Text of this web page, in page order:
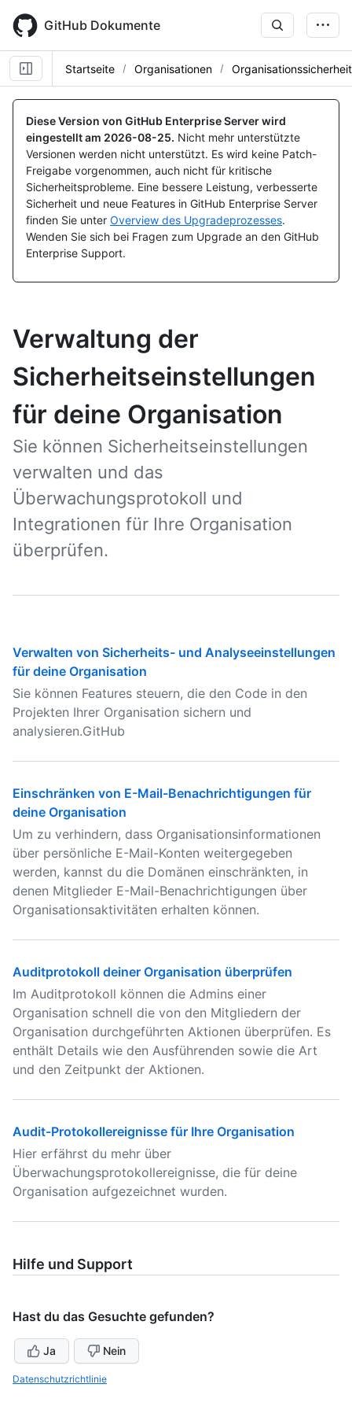
main
content
GitHub Dokumente
Startseite Organisationen Organisationssicherheit
Diese Version von GitHub Enterprise Server wird
eingestellt am 2026-08-25. Nicht mehr unterstützte
Versionen werden nicht unterstützt. Es wird keine Patch-
Freigabe vorgenommen, auch nicht für kritische
Sicherheitsprobleme. Eine bessere Leistung, verbesserte
Sicherheit und neue Features in GitHub Enterprise Server
finden Sie unter Overview des Upgradeprozesses.
Wenden Sie sich bei Fragen zum Upgrade an den GitHub
Enterprise Support.
Verwaltung der
Sicherheitseinstellungen
für deine Organisation
Sie können Sicherheitseinstellungen
verwalten und das
Überwachungsprotokoll und
Integrationen für Ihre Organisation
überprüfen.
Verwalten von Sicherheits- und Analyseeinstellungen
für deine Organisation
Sie können Features steuern, die den Code in den
Projekten Ihrer Organisation sichern und
analysieren.GitHub
Einschränken von E-Mail-Benachrichtigungen für
deine Organisation
Um zu verhindern, dass Organisationsinformationen
über persönliche E-Mail-Konten weitergegeben
werden, kannst du die Domänen einschränkten, in
denen Mitglieder E-Mail-Benachrichtigungen über
Organisationsaktivitäten erhalten können.
Auditprotokoll deiner Organisation überprüfen
Im Auditprotokoll können die Admins einer
Organisation schnell die von den Mitgliedern der
Organisation durchgeführten Aktionen überprüfen. Es
enthält Details wie den Ausführenden sowie die Art
und den Zeitpunkt der Aktionen.
Audit-Protokollereignisse für Ihre Organisation
Hier erfährst du mehr über
Überwachungsprotokollereignisse, die für deine
Organisation aufgezeichnet wurden.
Hilfe und Support
Hast du das Gesuchte gefunden?
Ja Nein
Datenschutzrichtlinie